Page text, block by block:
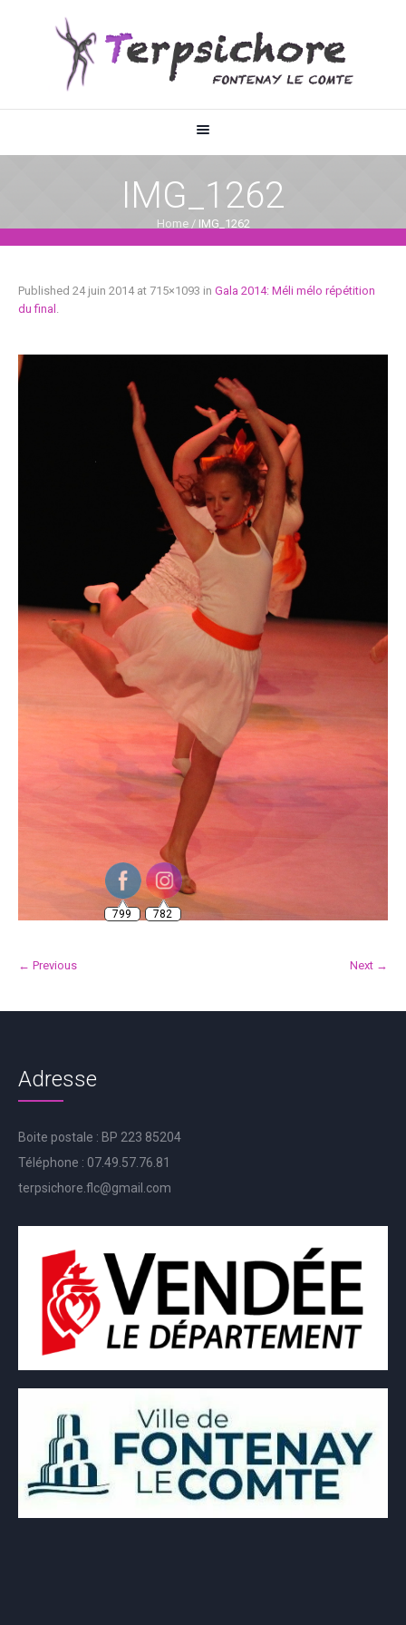
IMG_1262
Home / IMG_1262
Published 24 juin 2014at 715×1093 in Gala 2014: Méli mélo répétition
du final .
← Previous Next →
Adresse
Boite postale : BP 223 85204
Téléphone : 07.49.57.76.81
terpsichore.flc@gmail.com
799 782